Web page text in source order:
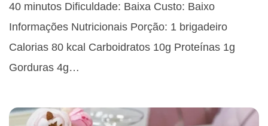
40 minutos Dificuldade: Baixa Custo: Baixo
Informações Nutricionais Porção: 1 brigadeiro
Calorias 80 kcal Carboidratos 10g Proteínas 1g
Gorduras 4g…